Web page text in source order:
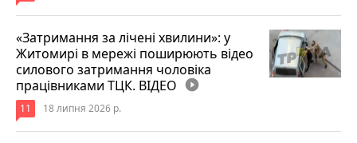
«Затримання за лічені хвилини»: у
Житомирі в мережі поширюють відео
силового затримання чоловіка
працівниками ТЦК. ВІДЕО play_circle_filled
11 18 липня 2026 р.